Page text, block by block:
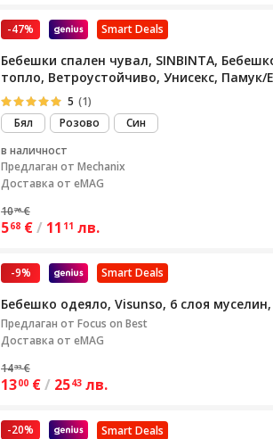
Smart Deals
-47%
Бебешки спален чувал, SINBINTA,
топло, Ветроустойчиво, Унисекс,
5 (1)
Бял
Розово
Син
в наличност
Предлаган от Mechanix
Доставка от eMAG
1076 €
568 €/ 11 11 лв.
Smart Deals
-9%
Бебешко одеяло, Visunso, 6 слоя
Предлаган от Focus on Best
Доставка от eMAG
1433 €
1300 €/ 2543 лв.
Smart Deals
-20%